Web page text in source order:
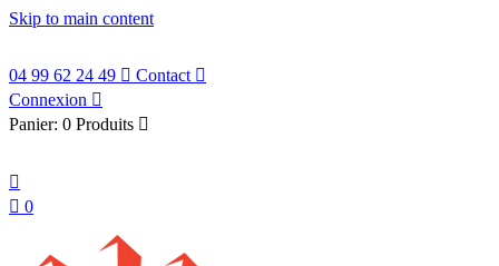
Skip to main content
04 99 62 24 49  Contact 
Connexion 
Panier: 0 Produits 

 0